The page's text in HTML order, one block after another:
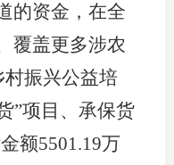
的资金，在全
覆盖更多涉农
振兴公益培
”项目、承保货
额5501.19万